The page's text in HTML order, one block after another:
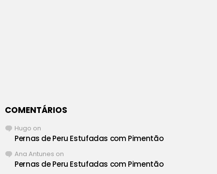
COMENTÁRIOS
Hugo on
Pernas de Peru Estufadas com Pimentão
Ana Antunes on
Pernas de Peru Estufadas com Pimentão